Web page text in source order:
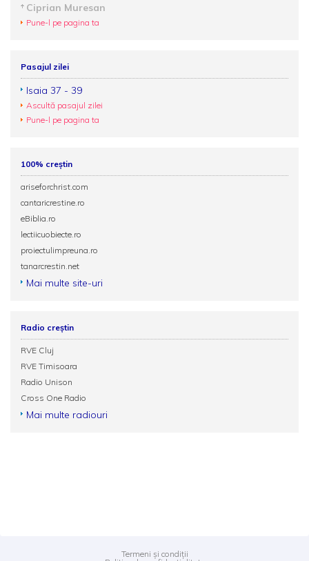
Ciprian Muresan
Pune-l pe pagina ta
Pasajul zilei
Isaia 37 - 39
Ascultă pasajul zilei
Pune-l pe pagina ta
100% creștin
ariseforchrist.com
cantaricrestine.ro
eBiblia.ro
lectiicuobiecte.ro
proiectulimpreuna.ro
tanarcrestin.net
Mai multe site-uri
Radio creștin
RVE Cluj
RVE Timisoara
Radio Unison
Cross One Radio
Mai multe radiouri
Termeni și condiții